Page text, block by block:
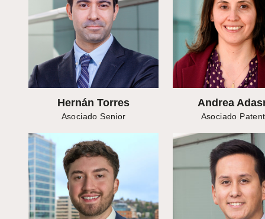
Hernán Torres
Asociado Senior
Andrea
Asociado